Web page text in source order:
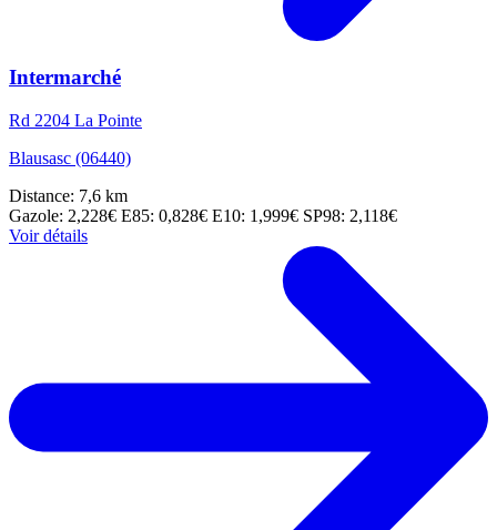
Intermarché
Rd 2204 La Pointe
Blausasc (06440)
Distance: 7,6 km
Gazole: 2,228€ E85: 0,828€ E10: 1,999€ SP98: 2,118€
Voir détails